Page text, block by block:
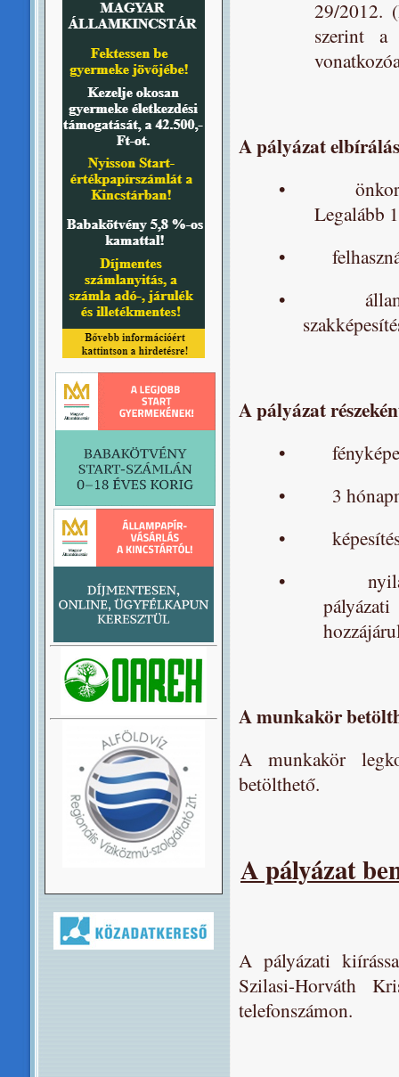
29/
szerint a
A pályázat
•
Legalább
•
•
A pályázat
•
• 3
•
•
A munkakör
A munkakör
betölthető.
A pályázat
A pályázati
Szilasi-Horváth
telefonszámon.